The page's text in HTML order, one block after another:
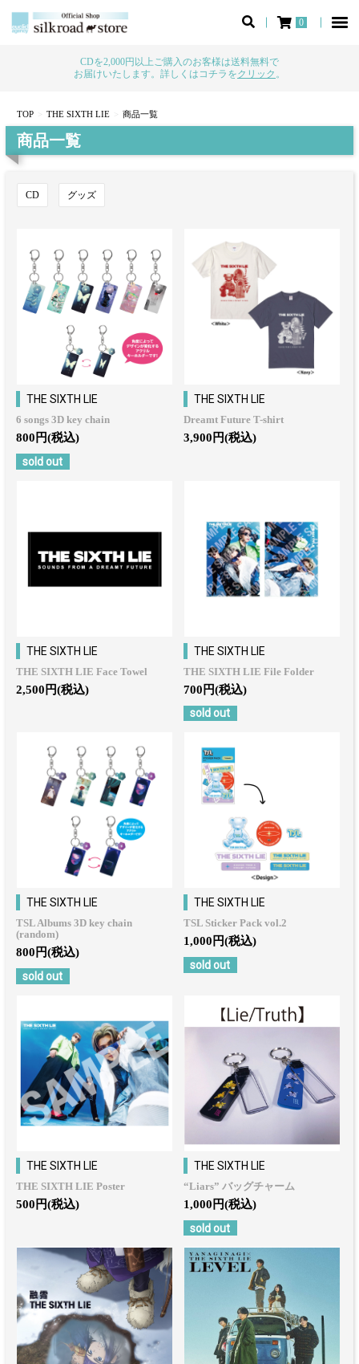
0
CDを2,000円以上ご購入のお客様は送料無料で
お届けいたします。詳しくはコチラをクリック 。
TOP THE SIXTH LIE 商品一覧
商品一覧
CD グッズ
THE SIXTH LIE
6 songs 3D key chain
800円(税込)
sold out
THE SIXTH LIE
Dreamt Future T-shirt
3,900円(税込)
THE SIXTH LIE
THE SIXTH LIE Face Towel
2,500円(税込)
THE SIXTH LIE
THE SIXTH LIE File Folder
700円(税込)
sold out
THE SIXTH LIE
TSL Albums 3D key chain
(random)
800円(税込)
sold out
THE SIXTH LIE
TSL Sticker Pack vol.2
1,000円(税込)
sold out
THE SIXTH LIE
THE SIXTH LIE Poster
500円(税込)
THE SIXTH LIE
“Liars” バッグチャーム
1,000円(税込)
sold out